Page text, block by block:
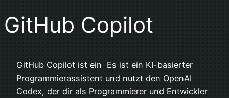
GitHub Copilot
GitHub Copilot ist ein Es ist ein KI-basierter
Programmierassistent und nutzt den OpenAI
Codex, der dir als Programmierer und Entwickler